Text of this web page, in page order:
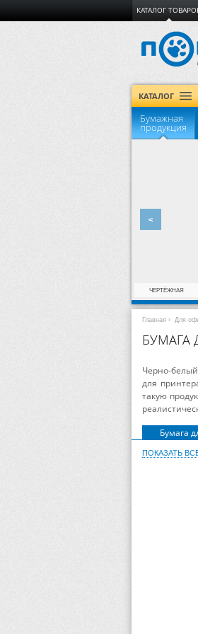
КАТАЛОГ
КАТАЛОГ
Бумажная
продукция
ЧЕРТЁЖНАЯ
<
Главная › Для
БУМАГА
Черно-
для
такую
Бумага
ПОКАЗАТЬ